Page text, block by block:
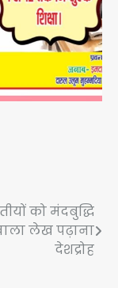
को मंदबुद्धि
लेख पढ़ाना
देशद्रोह